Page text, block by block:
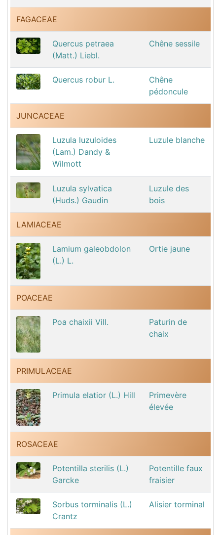
FAGACEAE
Quercus petraea
(Matt.) Liebl.
Chêne sessile
Quercus robur L.
Chêne
pédoncule
JUNCACEAE
Luzula luzuloides
(Lam.) Dandy &
Wilmott
Luzule blanche
Luzula sylvatica
(Huds.) Gaudin
Luzule des
bois
LAMIACEAE
Lamium galeobdolon
(L.) L.
Ortie jaune
POACEAE
Poa chaixii Vill.
Paturin de
chaix
PRIMULACEAE
Primula elatior (L.) Hill
Primevère
élevée
ROSACEAE
Potentilla sterilis (L.)
Garcke
Potentille faux
fraisier
Sorbus torminalis (L.)
Crantz
Alisier torminal